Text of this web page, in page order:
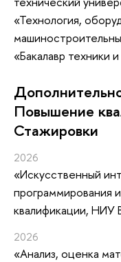
«Технология,
«Бакалавр техники
Повышение
Стажировки
2026
«Искусственный
программирования
квалификации, НИУ
2026
«Анализ, оценка